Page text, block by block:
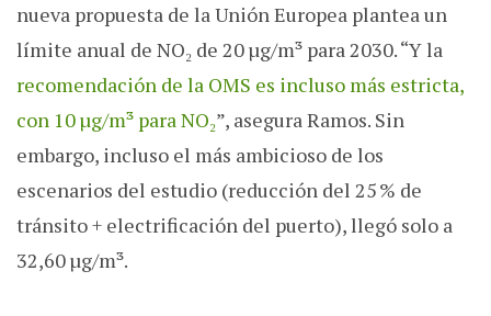
nueva propuesta de la Unión Europea plantea un
límite anual de NO₂ de 20 µg/m³ para 2030. “Y la
recomendación de la OMS es incluso más estricta,
con 10 µg/m³ para NO₂”, asegura Ramos. Sin
embargo, incluso el más ambicioso de los
escenarios del estudio (reducción del 25 % de
tránsito + electrificación del puerto), llegó solo a
32,60 µg/m³.